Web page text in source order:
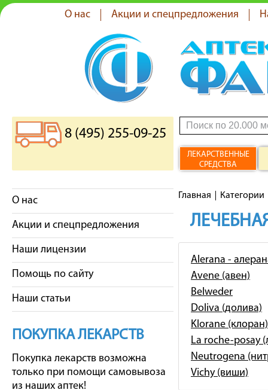
О нас Акции и спецпредложения
8 (495) 255-09-25
ЛЕКАРСТВЕННЫЕ
СРЕДСТВА
О нас
Акции и спецпредложения
Наши лицензии
Помощь по сайту
Наши статьи
ПОКУПКА ЛЕКАРСТВ
Покупка лекарств возможна
только при помощи самовывоза
из наших аптек!
Главная Категории
Alerana -
Avene (авен)
Belweder
Doliva (долива)
Klorane (клоран)
La roche-posay
Neutrogena
Vichy (виши)